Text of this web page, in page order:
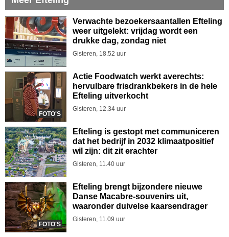
Verwachte bezoekersaantallen Efteling
weer uitgelekt: vrijdag wordt een
drukke dag, zondag niet
Gisteren, 18.52 uur
FOTO'S
Actie Foodwatch werkt averechts:
hervulbare frisdrankbekers in de hele
Efteling uitverkocht
Gisteren, 12.34 uur
Efteling is gestopt met communiceren
dat het bedrijf in 2032 klimaatpositief
wil zijn: dit zit erachter
Gisteren, 11.40 uur
FOTO'S
Efteling brengt bijzondere nieuwe
Danse Macabre-souvenirs uit,
waaronder duivelse kaarsendrager
Gisteren, 11.09 uur